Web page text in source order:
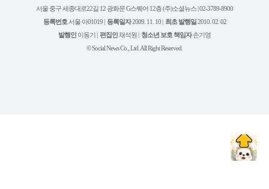
스
북
타
그
램
트
리
유
튜
서울 중구 세종대로22길 12 광화문 G스퀘어 12층 (주)소셜뉴스 | 02-3789-8900
등록번호 서울 아01019 | 등록일자2009. 11. 10 | 최초 발행일2010. 02. 02
발행인 이동기 | 편집인채석원 | 청소년 보호 책임자손기영
© Social News Co., Ltd. All Right Reserved.